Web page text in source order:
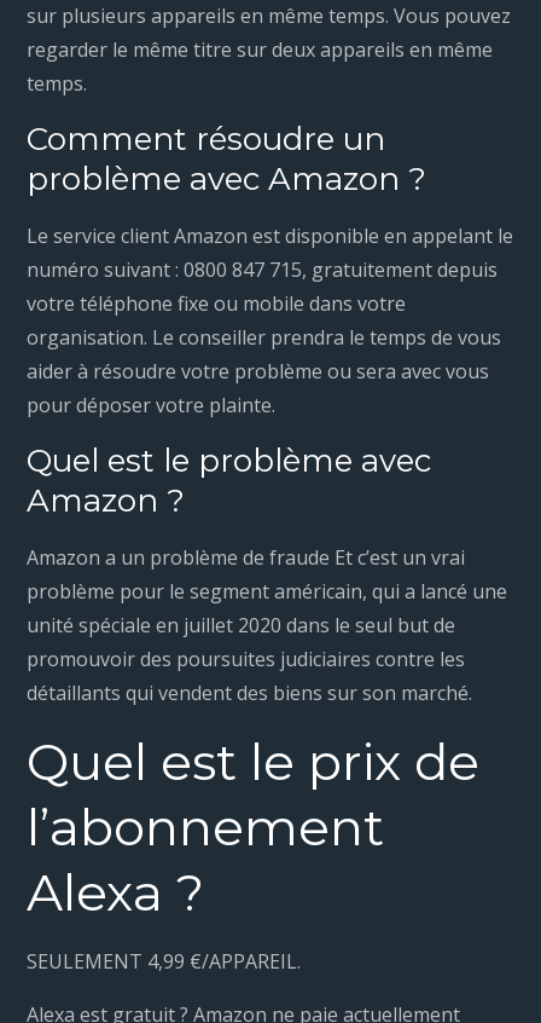
sur plusieurs appareils en même temps. Vous pouvez
regarder le même titre sur deux appareils en même
temps.
Comment résoudre un
problème avec Amazon ?
Le service client Amazon est disponible en appelant le
numéro suivant : 0800 847 715, gratuitement depuis
votre téléphone fixe ou mobile dans votre
organisation. Le conseiller prendra le temps de vous
aider à résoudre votre problème ou sera avec vous
pour déposer votre plainte.
Quel est le problème avec
Amazon ?
Amazon a un problème de fraude Et c’est un vrai
problème pour le segment américain, qui a lancé une
unité spéciale en juillet 2020 dans le seul but de
promouvoir des poursuites judiciaires contre les
détaillants qui vendent des biens sur son marché.
Quel est le prix de
l’abonnement
Alexa ?
SEULEMENT 4,99 €/APPAREIL.
Alexa est gratuit ? Amazon ne paie actuellement